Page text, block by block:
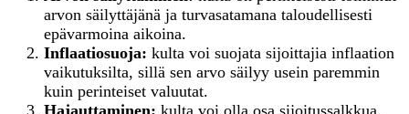
arvon säilyttäjänä ja turvasatamana taloudellisesti
epävarmoina aikoina.
Inflaatiosuoja: kulta voi suojata sijoittajia inflaation
vaikutuksilta, sillä sen arvo säilyy usein paremmin
kuin perinteiset valuutat.
Hajauttaminen: kulta voi olla osa sijoitussalkkua,